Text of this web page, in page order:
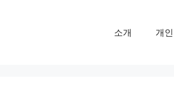
소개 개